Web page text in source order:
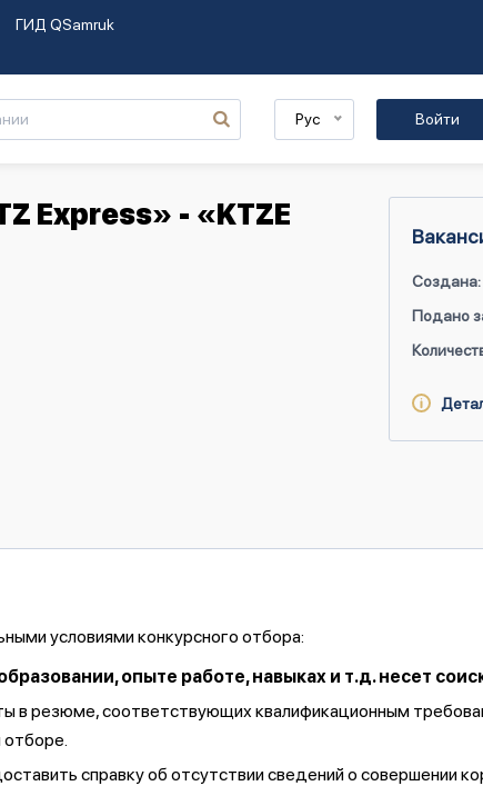
ГИД QSamruk
Рус Войти
Express» - «KTZE
Создана:
Подано
условиями конкурсного отбора:
опыте работе, навыках и т.д. несет
в резюме, соответствующих квалификационным
справку об отсутствии сведений о совершении